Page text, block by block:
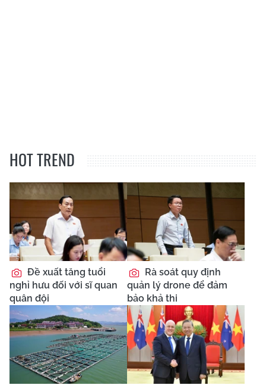
HOT TREND
Đề xuất tăng tuổi
nghỉ hưu đối với sĩ quan
quân đội
Rà soát quy định
quản lý drone để đảm
bảo khả thi